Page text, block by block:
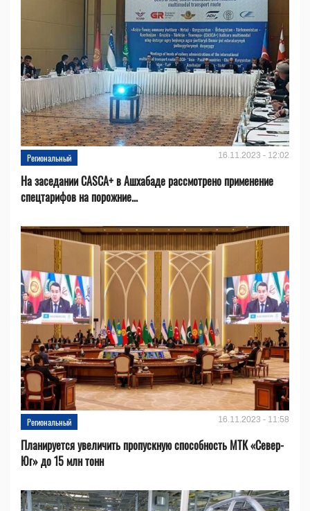
Региональный 16.11.2023 - 12:02
На заседании CASCA+ в Ашхабаде рассмотрено применение
спецтарифов на порожние...
Региональный 16.11.2023 - 11:58
Планируется увеличить пропускную способность МТК «Север-
Юг» до 15 млн тонн